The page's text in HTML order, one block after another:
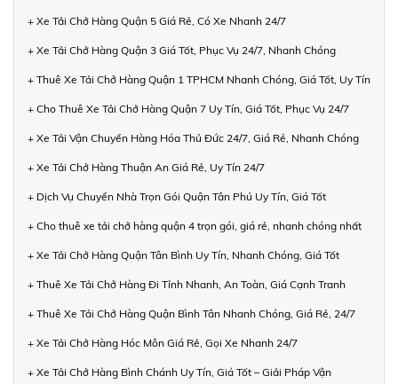
+ Xe Tải Chở Hàng Quận 5 Giá Rẻ, Có Xe Nhanh 24/7
+ Xe Tải Chở Hàng Quận 3 Giá Tốt, Phục Vụ 24/7, Nhanh Chóng
+ Thuê Xe Tải Chở Hàng Quận 1 TPHCM Nhanh Chóng, Giá Tốt, Uy Tín
+ Cho Thuê Xe Tải Chở Hàng Quận 7 Uy Tín, Giá Tốt, Phục Vụ 24/7
+ Xe Tải Vận Chuyển Hàng Hóa Thủ Đức 24/7, Giá Rẻ, Nhanh Chóng
+ Xe Tải Chở Hàng Thuận An Giá Rẻ, Uy Tín 24/7
+ Dịch Vụ Chuyển Nhà Trọn Gói Quận Tân Phú Uy Tín, Giá Tốt
+ Cho thuê xe tải chở hàng quận 4 trọn gói, giá rẻ, nhanh chóng nhất
+ Xe Tải Chở Hàng Quận Tân Bình Uy Tín, Nhanh Chóng, Giá Tốt
+ Thuê Xe Tải Chở Hàng Đi Tỉnh Nhanh, An Toàn, Giá Cạnh Tranh
+ Thuê Xe Tải Chở Hàng Quận Bình Tân Nhanh Chóng, Giá Rẻ, 24/7
+ Xe Tải Chở Hàng Hóc Môn Giá Rẻ, Gọi Xe Nhanh 24/7
+ Xe Tải Chở Hàng Bình Chánh Uy Tín, Giá Tốt – Giải Pháp Vận